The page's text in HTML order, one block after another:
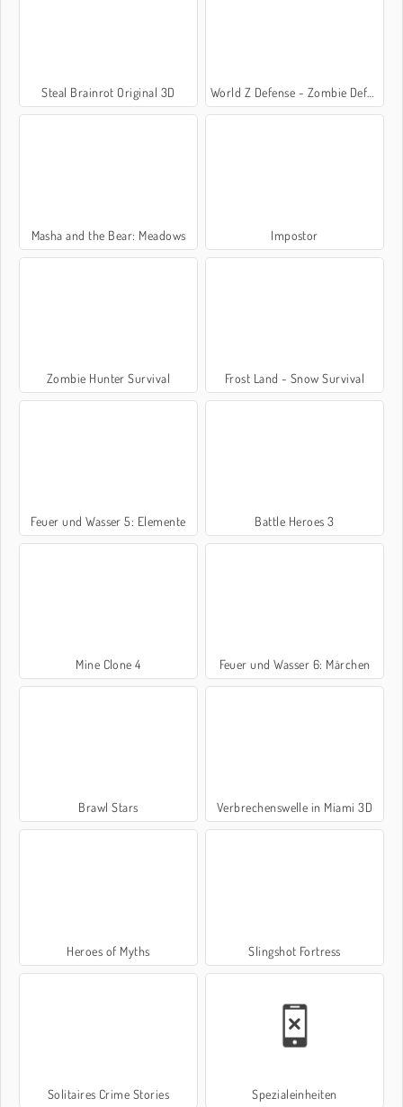
Steal Brainrot Original 3D World Z Defense - Zombie Defense
Masha and the Bear: Meadows Impostor
Zombie Hunter Survival Frost Land - Snow Survival
Feuer und Wasser 5: Elemente Battle Heroes 3
Mine Clone 4 Feuer und Wasser 6: Märchen
Brawl Stars Verbrechenswelle in Miami 3D
Heroes of Myths Slingshot Fortress
Solitaires Crime Stories Spezialeinheiten